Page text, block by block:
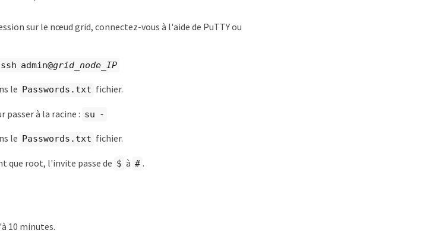
sur le nœud grid, connectez-vous à l'aide de PuTTY ou
ssh admin@grid_node_IP
le Passwords.txt fichier.
passer à la racine : su -
le Passwords.txt fichier.
que root, l'invite passe de $ à # .
10 minutes.